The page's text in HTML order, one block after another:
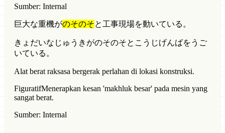
Sumber: Internal
巨大な重機がのそのそと工事現場を動いている。
きょだいなじゅうきがのそのそとこうじげんばをうご
いている。
Alat berat raksasa bergerak perlahan di lokasi konstruksi.
FiguratifMenerapkan kesan 'makhluk besar' pada mesin yang
sangat berat.
Sumber: Internal